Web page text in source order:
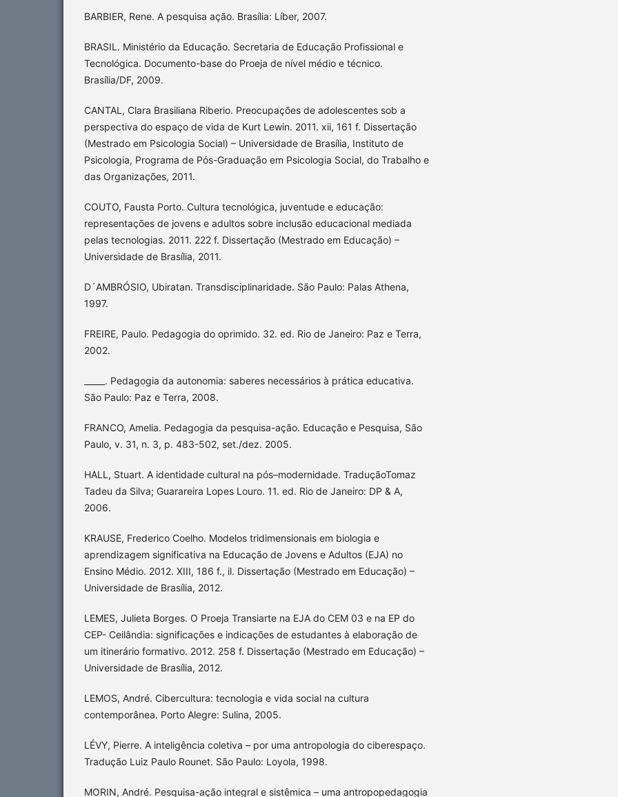
BARBIER, Rene. A pesquisa ação. Brasília: Líber, 2007.
BRASIL. Ministério da Educação. Secretaria de Educação Profissional e
Tecnológica. Documento-base do Proeja de nível médio e técnico.
Brasília/DF, 2009.
CANTAL, Clara Brasiliana Riberio. Preocupações de adolescentes sob a
perspectiva do espaço de vida de Kurt Lewin. 2011. xii, 161 f. Dissertação
(Mestrado em Psicologia Social) – Universidade de Brasília, Instituto de
Psicologia, Programa de Pós-Graduação em Psicologia Social, do Trabalho e
das Organizações, 2011.
COUTO, Fausta Porto. Cultura tecnológica, juventude e educação:
representações de jovens e adultos sobre inclusão educacional mediada
pelas tecnologias. 2011. 222 f. Dissertação (Mestrado em Educação) –
Universidade de Brasília, 2011.
D´AMBRÓSIO, Ubiratan. Transdisciplinaridade. São Paulo: Palas Athena,
1997.
FREIRE, Paulo. Pedagogia do oprimido. 32. ed. Rio de Janeiro: Paz e Terra,
2002.
_____. Pedagogia da autonomia: saberes necessários à prática educativa.
São Paulo: Paz e Terra, 2008.
FRANCO, Amelia. Pedagogia da pesquisa-ação. Educação e Pesquisa, São
Paulo, v. 31, n. 3, p. 483-502, set./dez. 2005.
HALL, Stuart. A identidade cultural na pós–modernidade. TraduçãoTomaz
Tadeu da Silva; Guarareira Lopes Louro. 11. ed. Rio de Janeiro: DP & A,
2006.
KRAUSE, Frederico Coelho. Modelos tridimensionais em biologia e
aprendizagem significativa na Educação de Jovens e Adultos (EJA) no
Ensino Médio. 2012. XIII, 186 f., il. Dissertação (Mestrado em Educação) –
Universidade de Brasília, 2012.
LEMES, Julieta Borges. O Proeja Transiarte na EJA do CEM 03 e na EP do
CEP- Ceilândia: significações e indicações de estudantes à elaboração de
um itinerário formativo. 2012. 258 f. Dissertação (Mestrado em Educação) –
Universidade de Brasília, 2012.
LEMOS, André. Cibercultura: tecnologia e vida social na cultura
contemporânea. Porto Alegre: Sulina, 2005.
LÉVY, Pierre. A inteligência coletiva – por uma antropologia do ciberespaço.
Tradução Luiz Paulo Rounet. São Paulo: Loyola, 1998.
MORIN, André. Pesquisa-ação integral e sistêmica – uma antropopedagogia